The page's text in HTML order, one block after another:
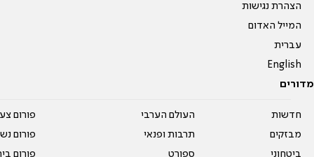
הצהרת נגישות
המייל האדום
עברית
English
מדורים
חדשות
מבזקים
ביטחוני
העולם הערבי
תרבות ופנאי
ספורט
פורום
פורום
פורום